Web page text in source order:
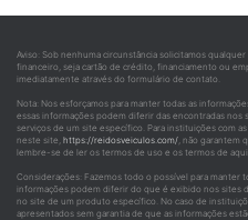
Aviso: Sob nenhuma circunstância solicitamos
financeiro, seja cartão de crédito, financiamento ou
imediatamente através do formulário de contato.
Nota: Nos esforçamos para manter todas as
essas informações podem diferir das encontradas
serviços de um site específico. Para instituições com
neste site, https://reidosveiculos.com/, não garantem
lembre-se de ler os termos de uso e os termos de
Considerações: Fazemos todo o possível para manter
informações podem diferir do que é exibido nos sites
no site de um produto específico. No caso de
apresentados sem garantia de que as informações